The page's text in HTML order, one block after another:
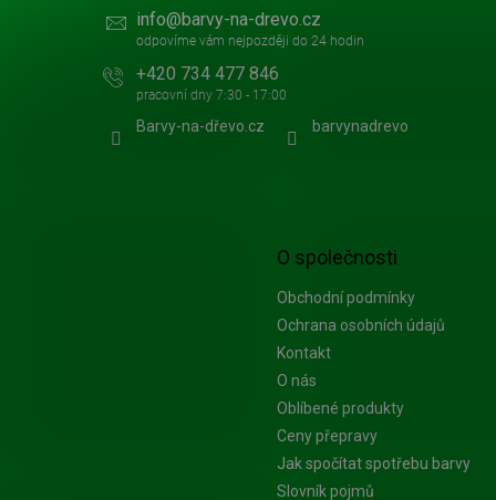
O společnosti
Obchodní podmínky
Ochrana osobních údajů
Kontakt
O nás
Oblíbené produkty
Ceny přepravy
Jak spočítat spotřebu barvy
Slovník pojmů
info@barvy-na-drevo.cz
+420 734 477 846
Barvy-na-dřevo.cz barvynadrevo